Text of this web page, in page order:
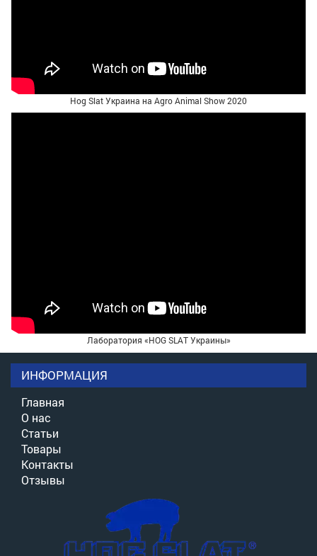
Hog Slat Украина на Agro Animal Show 2020
Лаборатория «HOG SLAT Украины»
ИНФОРМАЦИЯ
Главная
О нас
Статьи
Товары
Контакты
Отзывы